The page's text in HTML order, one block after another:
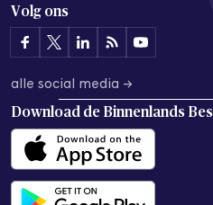
Volg ons
alle social media →
Download de Binnenlands